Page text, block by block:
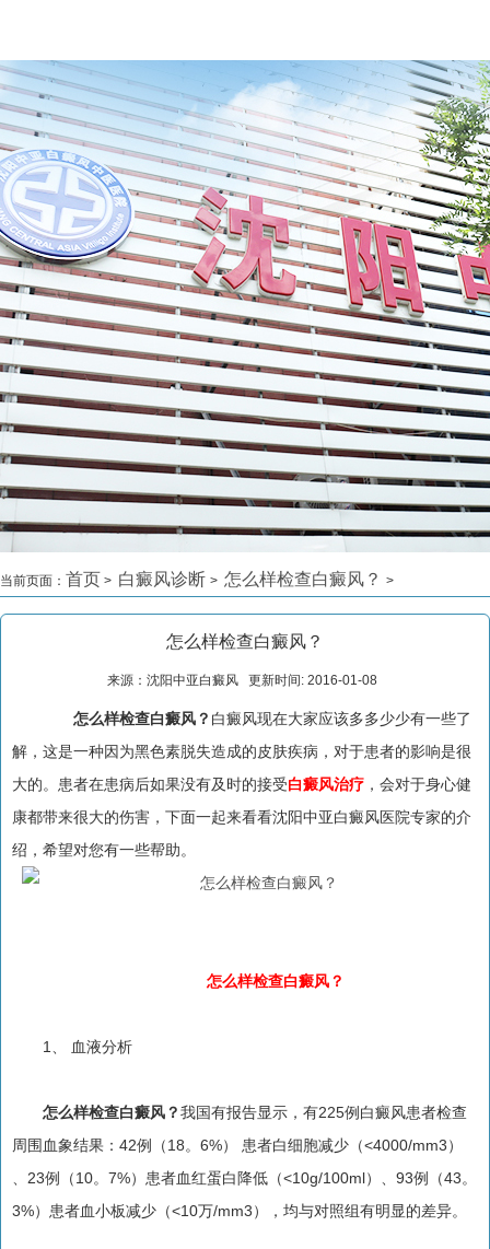
当前页面： 首页 > 白癜风诊断 > 怎么样检查白癜风？ >
怎么样检查白癜风？
来源：沈阳中亚白癜风 更新时间: 2016-01-08
怎么样检查白癜风？ 白癜风现在大家应该多多少少有一些了
解，这是一种因为黑色素脱失造成的皮肤疾病，对于患者的影响是很
大的。患者在患病后如果没有及时的接受白癜风治疗 ，会对于身心健
康都带来很大的伤害，下面一起来看看沈阳中亚白癜风医院专家的介
绍，希望对您有一些帮助。
怎么样检查白癜风？
1、 血液分析
怎么样检查白癜风？我国有报告显示，有225例白癜风患者检查
周围血象结果：42例（18。6%） 患者白细胞减少（<4000/mm3）
、23例（10。7%）患者血红蛋白降低（<10g/100ml）、93例（43。
3%）患者血小板减少（<10万/mm3），均与对照组有明显的差异。